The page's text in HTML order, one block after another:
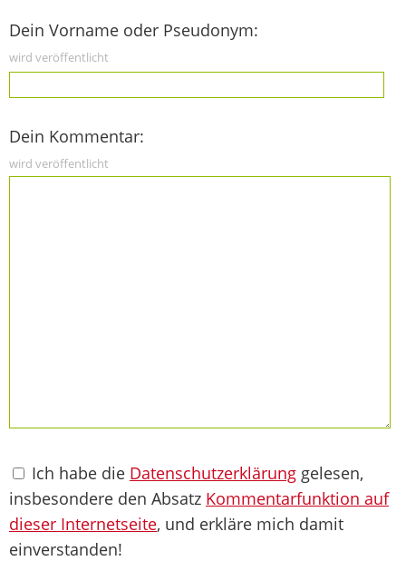
Dein Vorname oder Pseudonym:
wird veröffentlicht
Dein Kommentar:
wird veröffentlicht
Ich habe die Datenschutzerklärung gelesen,
insbesondere den Absatz Kommentarfunktion auf
dieser Internetseite, und erkläre mich damit
einverstanden!